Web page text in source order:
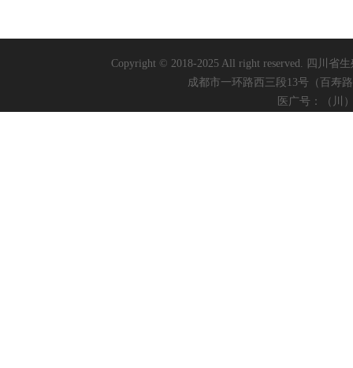
Copyright © 2018-2025 All right reserved. 四川省
成都市一环路西三段13号（百寿
医广号：（川